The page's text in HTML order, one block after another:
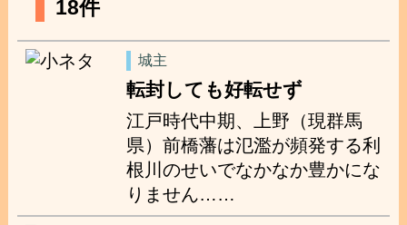
18件
城主
転封しても好転せず
江戸時代中期、上野（現群馬
県）前橋藩は氾濫が頻発する利
根川のせいでなかなか豊かにな
りません……